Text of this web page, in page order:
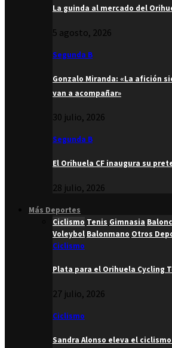
La guinda al mercado del
5 agosto, 2026
Segunda B
Gonzalo Miranda: «La afición
van a acompañar»
30 julio, 2026
Segunda B
El Orihuela CF inaugura su
28 julio, 2026
Más Deportes
Ciclismo Tenis Gimnasia
Voleybol Balonmano Otros
Ciclismo
Plata para el Orihuela Cycling
27 julio, 2026
Ciclismo
Sandra Alonso eleva el